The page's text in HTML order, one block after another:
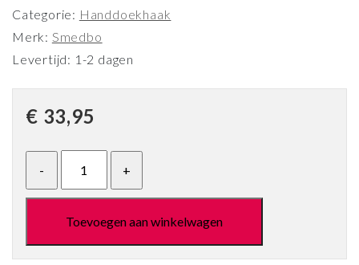
Categorie: Handdoekhaak
Merk: Smedbo
Levertijd: 1-2 dagen
€ 33,95
Toevoegen aan winkelwagen